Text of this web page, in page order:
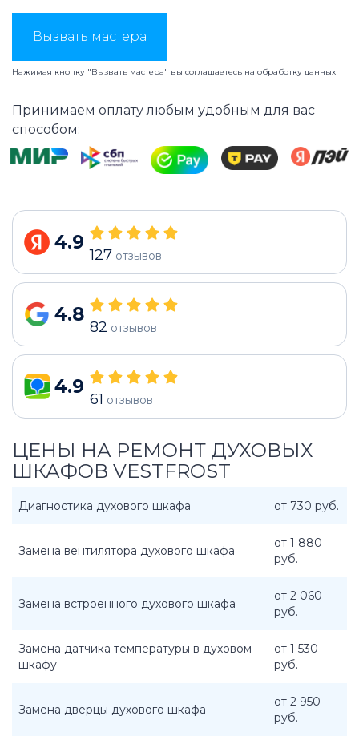
Вызвать мастера
Нажимая кнопку "Вызвать мастера" вы соглашаетесь на обработку данных
Принимаем оплату любым удобным для вас
способом:
4.9
127 отзывов
4.8
82 отзывов
4.9
61 отзывов
ЦЕНЫ НА РЕМОНТ ДУХОВЫХ
ШКАФОВ VESTFROST
Диагностика духового шкафа от 730 руб.
Замена вентилятора духового шкафа
от 1 880
руб.
Замена встроенного духового шкафа
от 2 060
руб.
Замена датчика температуры в духовом
шкафу
от 1 530
руб.
Замена дверцы духового шкафа
от 2 950
руб.